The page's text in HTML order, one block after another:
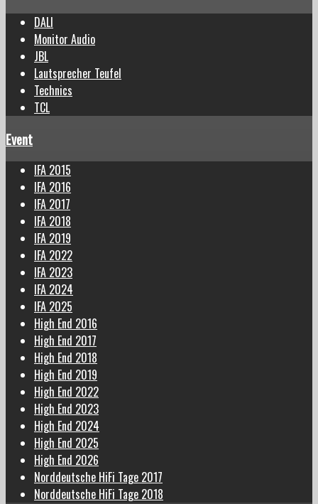
DALI
Monitor Audio
JBL
Lautsprecher Teufel
Technics
TCL
Event
IFA 2015
IFA 2016
IFA 2017
IFA 2018
IFA 2019
IFA 2022
IFA 2023
IFA 2024
IFA 2025
High End 2016
High End 2017
High End 2018
High End 2019
High End 2022
High End 2023
High End 2024
High End 2025
High End 2026
Norddeutsche HiFi Tage 2017
Norddeutsche HiFi Tage 2018